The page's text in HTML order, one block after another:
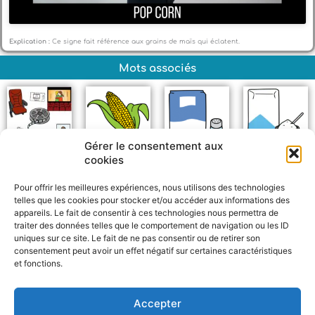
Gérer le consentement aux
cookies
Pour offrir les meilleures expériences, nous utilisons des technologies
telles que les cookies pour stocker et/ou accéder aux informations des
appareils. Le fait de consentir à ces technologies nous permettra de
traiter des données telles que le comportement de navigation ou les ID
uniques sur ce site. Le fait de ne pas consentir ou de retirer son
consentement peut avoir un effet négatif sur certaines caractéristiques
et fonctions.
Accepter
Explication : Ce signe fait référence aux grains de maïs qui éclatent.
Mots associés
Maïs Sucré
a
h
e
s
a